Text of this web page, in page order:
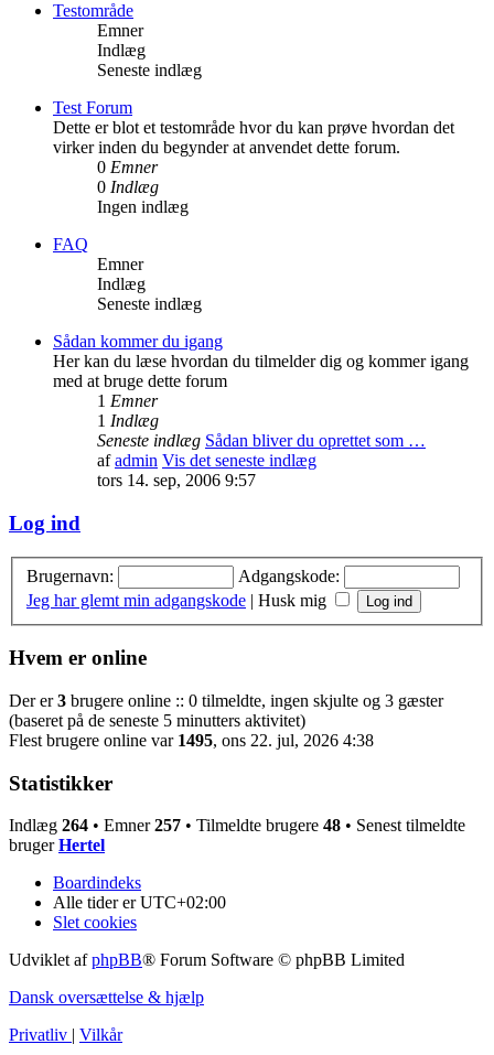
Testområde
Emner
Indlæg
Seneste indlæg
Test Forum
Dette er blot et testområde hvor du kan prøve hvordan det
virker inden du begynder at anvendet dette forum.
0 Emner
0 Indlæg
Ingen indlæg
FAQ
Emner
Indlæg
Seneste indlæg
Sådan kommer du igang
Her kan du læse hvordan du tilmelder dig og kommer igang
med at bruge dette forum
1 Emner
1 Indlæg
Seneste indlæg Sådan bliver du oprettet som …
afadmin Vis det seneste indlæg
tors 14. sep, 2006 9:57
Log ind
Brugernavn:
Adgangskode:
Jeg har glemt min adgangskode | Husk mig
Hvem er online
Der er3 brugere online :: 0 tilmeldte, ingen skjulte og 3 gæster
(baseret på de seneste 5 minutters aktivitet)
Flest brugere online var 1495, ons 22. jul, 2026 4:38
Statistikker
Indlæg 264 • Emner257 • Tilmeldte brugere 48 • Senest tilmeldte
brugerHertel
Boardindeks
Alle tider erUTC+02:00
Slet cookies
Udviklet afphpBB® Forum Software © phpBB Limited
Dansk oversættelse & hjælp
Privatliv | Vilkår